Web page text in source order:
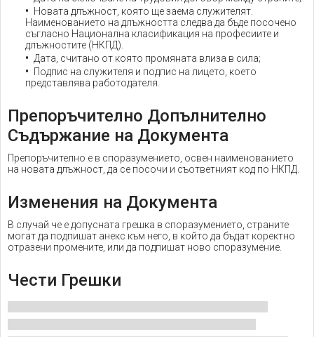
Новата длъжност, която ще заема служителят.
Наименованието на длъжността следва да бъде посочено
съгласно Национална класификация на професиите и
длъжностите (НКПД).
Дата, считано от която промяната влиза в сила;
Подпис на служителя и подпис на лицето, което
представлява работодателя.
Препоръчително Допълнително
Съдържание на Документа
Препоръчително е в споразумението, освен наименованието
на новата длъжност, да се посочи и съответният код по НКПД.
Изменения на Документа
В случай че е допусната грешка в споразумението, страните
могат да подпишат анекс към него, в който да бъдат коректно
отразени промените, или да подпишат ново споразумение.
Чести Грешки